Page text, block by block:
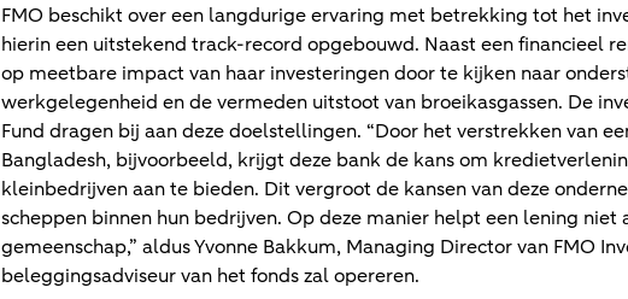
FMO beschikt over een langdurige ervaring met betrekking tot het
hierin een uitstekend track-record opgebouwd. Naast een financieel
op meetbare impact van haar investeringen door te kijken naar
werkgelegenheid en de vermeden uitstoot van broeikasgassen. De
Fund dragen bij aan deze doelstellingen. “Door het verstrekken van
Bangladesh, bijvoorbeeld, krijgt deze bank de kans om
kleinbedrijven aan te bieden. Dit vergroot de kansen van deze
scheppen binnen hun bedrijven. Op deze manier helpt een lening
gemeenschap,” aldus Yvonne Bakkum, Managing Director van FMO
beleggingsadviseur van het fonds zal opereren.